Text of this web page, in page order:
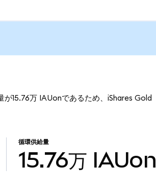
15.76万 IAUonであるため、iShares Gold
循環供給量
15.76万 IAUon